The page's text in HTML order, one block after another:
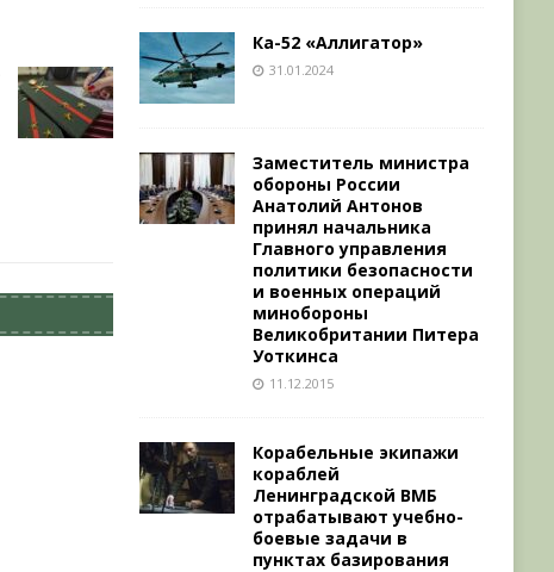
Ка-52 «Аллигатор»
31.01.2024
Заместитель министра
обороны России
Анатолий Антонов
принял начальника
Главного управления
политики безопасности
и военных операций
минобороны
Великобритании Питера
Уоткинса
11.12.2015
Корабельные экипажи
кораблей
Ленинградской ВМБ
отрабатывают учебно-
боевые задачи в
пунктах базирования